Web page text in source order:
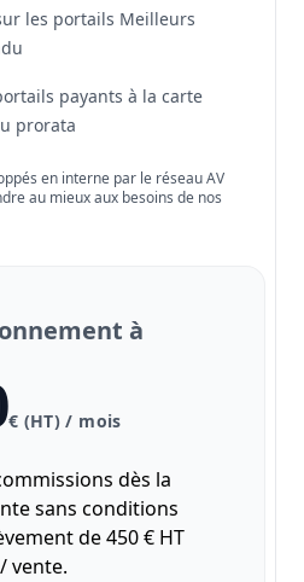
les portails Meilleurs
payants à la carte
prorata
en interne par le réseau AV
au mieux aux besoins de nos
à
€ (HT) / mois
dès la
sans conditions
de 450 € HT
/ vente.